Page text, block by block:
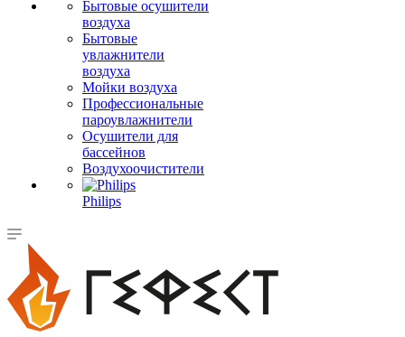
Бытовые осушители
воздуха
Бытовые
увлажнители
воздуха
Мойки воздуха
Профессиональные
пароувлажнители
Осушители для
бассейнов
Воздухоочистители
Philips